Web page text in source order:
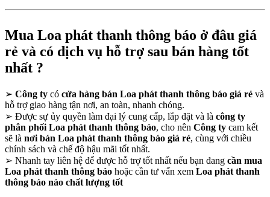
Mua Loa phát thanh thông báo ở đâu giá
rẻ và có dịch vụ hỗ trợ sau bán hàng tốt
nhất ?
➢ Công ty có cửa hàng bán Loa phát thanh thông báo giá rẻ và
hỗ trợ giao hàng tận nơi, an toàn, nhanh chóng.
➢ Được sự ủy quyền làm đại lý cung cấp, lắp đặt và là công ty
phân phối Loa phát thanh thông báo, cho nên Công ty cam kết
sẽ là nơi bán Loa phát thanh thông báo giá rẻ, cùng với chiều
chính sách và chế độ hậu mãi tốt nhất.
➢ Nhanh tay liên hệ để được hỗ trợ tốt nhất nếu bạn đang cần mua
Loa phát thanh thông báo hoặc cần tư vấn xem Loa phát thanh
thông báo nào chất lượng tốt